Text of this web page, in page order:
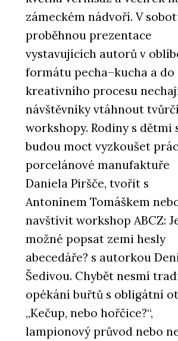
zámeckém nádvoří. V
proběhnou prezentace
vystavujících autorů v
formátu pecha–kucha a do
kreativního procesu
návštěvníky vtáhnout tvůrčí
workshopy. Rodiny s dětmi
budou moct vyzkoušet
porcelánové manufaktuře
Daniela Piršče, tvořit s
Antonínem Tomáškem
navštívit workshop ABCZ:
možné popsat zemi hesly
abecedáře? s autorkou
Šedivou. Chybět nesmí
opékání buřtů s obligátní
„Kečup, nebo hořčice?“,
lampionový průvod nebo